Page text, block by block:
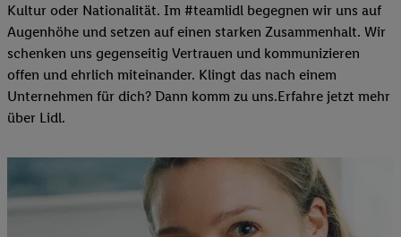
Kultur oder Nationalität. Im #teamlidl begegnen wir uns auf
Augenhöhe und setzen auf einen starken Zusammenhalt. Wir
schenken uns gegenseitig Vertrauen und kommunizieren
offen und ehrlich miteinander. Klingt das nach einem
Unternehmen für dich? Dann komm zu uns.​Erfahre jetzt mehr
über Lidl.